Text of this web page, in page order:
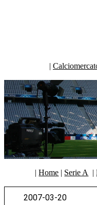
|
|Home | Serie A |
2007-03-20